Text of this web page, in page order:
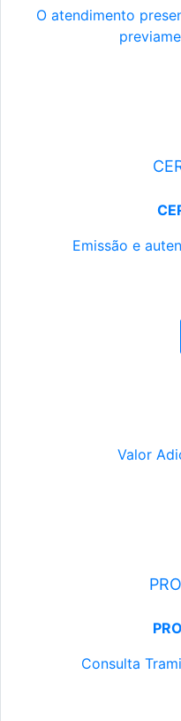
O atendimento
Emissão e
Valor
Consulta